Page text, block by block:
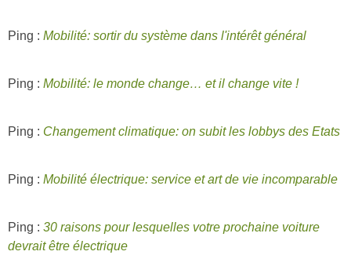
Ping : Mobilité: sortir du système dans l'intérêt général
Ping : Mobilité: le monde change… et il change vite !
Ping : Changement climatique: on subit les lobbys des Etats
Ping : Mobilité électrique: service et art de vie incomparable
Ping : 30 raisons pour lesquelles votre prochaine voiture
devrait être électrique